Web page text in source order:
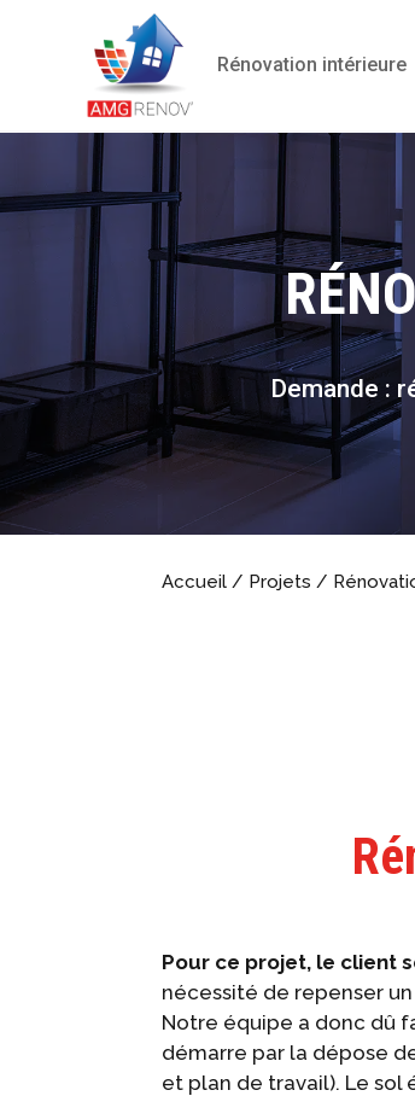
Rénovation intérieure
Demande :
Accueil / Projets /
Pour ce projet, le client
nécessité de repenser un
Notre équipe a donc dû
démarre par la dépose
et plan de travail). Le